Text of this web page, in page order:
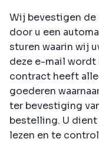
Wij bevestigen
door u een
sturen waarin wij
deze e-mail
contract heeft
goederen
ter bevestiging
bestelling. U
lezen en te